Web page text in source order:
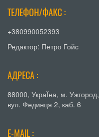
ТЕЛЕФОН/ФАКС :
+380990052393
Редактор: Петро Гойс
АДРЕСА :
88000, УкраЇна, м. Ужгород,
вул. Фединця 2, каб. 6
E-MAIL :